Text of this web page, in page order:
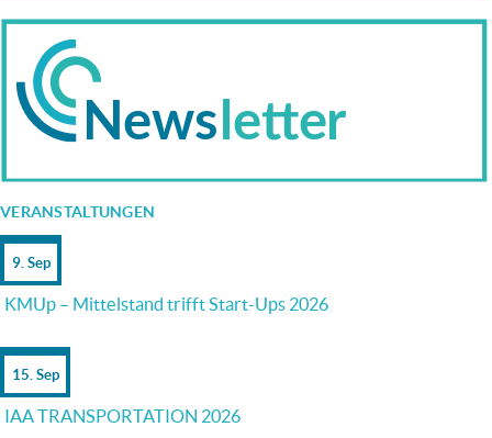
VERANSTALTUNGEN
9. Sep
KMUp – Mittelstand trifft Start-Ups 2026
15. Sep
IAA TRANSPORTATION 2026